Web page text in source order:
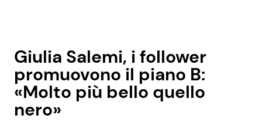
Giulia Salemi, i follower
promuovono il piano B:
«Molto più bello quello
nero»